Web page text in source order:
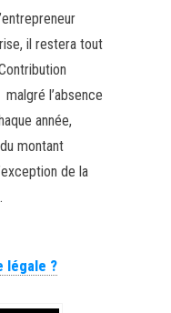
il restera tout
l’absence
année,
montant
de la
légale ?